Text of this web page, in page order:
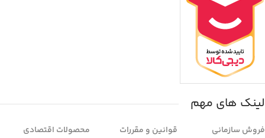
لینک های مهم
فروش سازمانی
قوانین و مقررات
محصولات اقتصادی